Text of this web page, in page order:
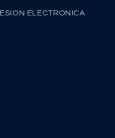
ELECTRONICA